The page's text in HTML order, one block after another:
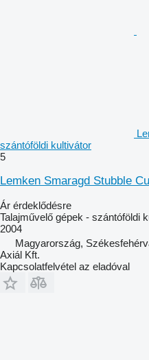
szántóföldi kultivátor
5
Lemken Smaragd Stubble
Ár érdeklődésre
Talajművelő gépek - szántóföldi
2004
Magyarország,
Axiál Kft.
Kapcsolatfelvétel az eladóval